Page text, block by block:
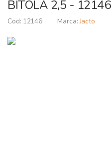
BITOLA 2,5 - 12146
12146 Jacto